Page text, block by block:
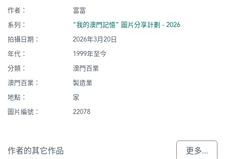
作者：
富富
系列：
“我的澳門記憶” 圖片分享計劃 - 2026
拍攝日期：
2026年3月20日
年代：
1999年至今
分類：
澳門百業
澳門百業：
製造業
地點：
家
圖片編號：
22078
作者的其它作品 更多...